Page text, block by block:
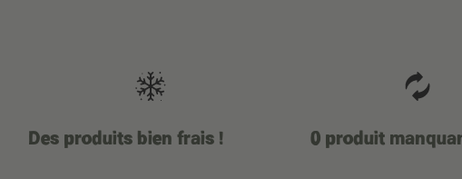
Des produits bien frais ! 0 produit